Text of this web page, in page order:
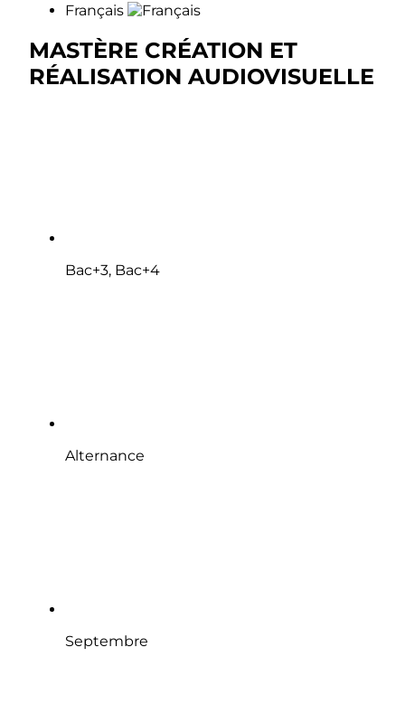
Français
MASTÈRE CRÉATION ET
RÉALISATION AUDIOVISUELLE
Bac+3, Bac+4
Alternance
Septembre